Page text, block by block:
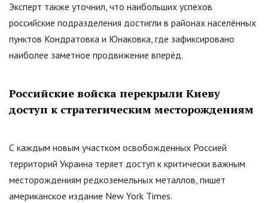
Эксперт также уточнил, что наибольших успехов
российские подразделения достигли в районах населённых
пунктов Кондратовка и Юнаковка, где зафиксировано
наиболее заметное продвижение вперёд.
Российские войска перекрыли Киеву
доступ к стратегическим месторождениям
С каждым новым участком освобожденных Россией
территорий Украина теряет доступ к критически важным
месторождениям редкоземельных металлов, пишет
американское издание New York Times.